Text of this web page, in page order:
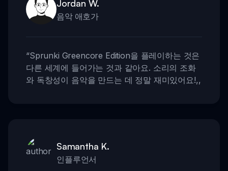
Jordan W.
음악 애호가
“Sprunki Greencore Edition을 플레이하는 것은
다른 세계에 들어가는 것과 같아요. 소리의 조화
와 독창성이 음악을 만드는 데 정말 재미있어요!,,
Samantha K.
인플루언서